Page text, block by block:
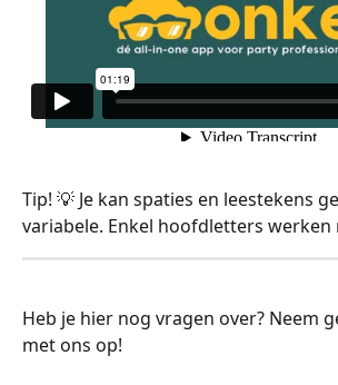
Tip! 💡 Je kan spaties en leestekens
variabele. Enkel hoofdletters werken
Heb je hier nog vragen over? Neem
met ons op!